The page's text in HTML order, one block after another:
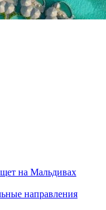
на Мальдивах
направления